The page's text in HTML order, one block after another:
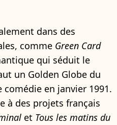
dans des
comme Green Card
qui séduit le
un Golden Globe du
en janvier 1991.
à des projets français
et Tous les matins du